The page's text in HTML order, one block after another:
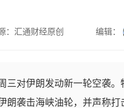
：汇通财经原创 编辑：
三对伊朗发动新一轮空袭
朗袭击海峡油轮，并声称